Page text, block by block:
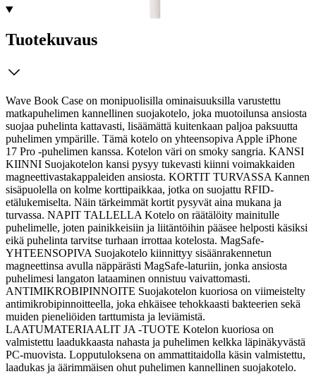
Tuotekuvaus
Wave Book Case on monipuolisilla ominaisuuksilla varustettu
matkapuhelimen kannellinen suojakotelo, joka muotoilunsa ansiosta
suojaa puhelinta kattavasti, lisäämättä kuitenkaan paljoa paksuutta
puhelimen ympärille. Tämä kotelo on yhteensopiva Apple iPhone
17 Pro -puhelimen kanssa. Kotelon väri on smoky sangria. KANSI
KIINNI Suojakotelon kansi pysyy tukevasti kiinni voimakkaiden
magneettivastakappaleiden ansiosta. KORTIT TURVASSA Kannen
sisäpuolella on kolme korttipaikkaa, jotka on suojattu RFID-
etälukemiselta. Näin tärkeimmät kortit pysyvät aina mukana ja
turvassa. NAPIT TALLELLA Kotelo on räätälöity mainitulle
puhelimelle, joten painikkeisiin ja liitäntöihin pääsee helposti käsiksi
eikä puhelinta tarvitse turhaan irrottaa kotelosta. MagSafe-
YHTEENSOPIVA Suojakotelo kiinnittyy sisäänrakennetun
magneettinsa avulla näppärästi MagSafe-laturiin, jonka ansiosta
puhelimesi langaton lataaminen onnistuu vaivattomasti.
ANTIMIKROBIPINNOITE Suojakotelon kuoriosa on viimeistelty
antimikrobipinnoitteella, joka ehkäisee tehokkaasti bakteerien sekä
muiden pieneliöiden tarttumista ja leviämistä.
LAATUMATERIAALIT JA -TUOTE Kotelon kuoriosa on
valmistettu laadukkaasta nahasta ja puhelimen kelkka läpinäkyvästä
PC-muovista. Lopputuloksena on ammattitaidolla käsin valmistettu,
laadukas ja äärimmäisen ohut puhelimen kannellinen suojakotelo.